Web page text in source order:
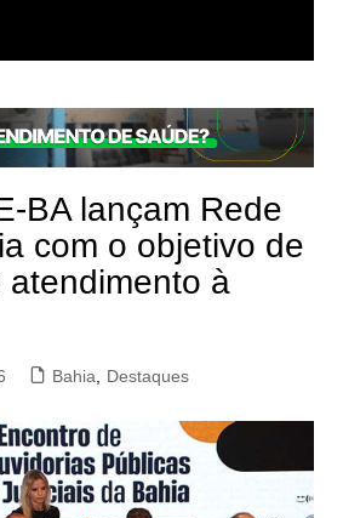
BA lançam Rede
com o objetivo de
atendimento à
Bahia, Destaques